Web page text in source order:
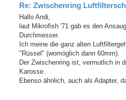
Re: Zwischenring
Hallo Andi,
laut Mikrofish '71 gab es den
Durchmesser.
Ich meine die ganz alten
"Rüssel" (womöglich dann 60mm).
Der Zwischenring ist, vermutlich in
Karosse.
Ebenso ähnlich, auch als Adapter,